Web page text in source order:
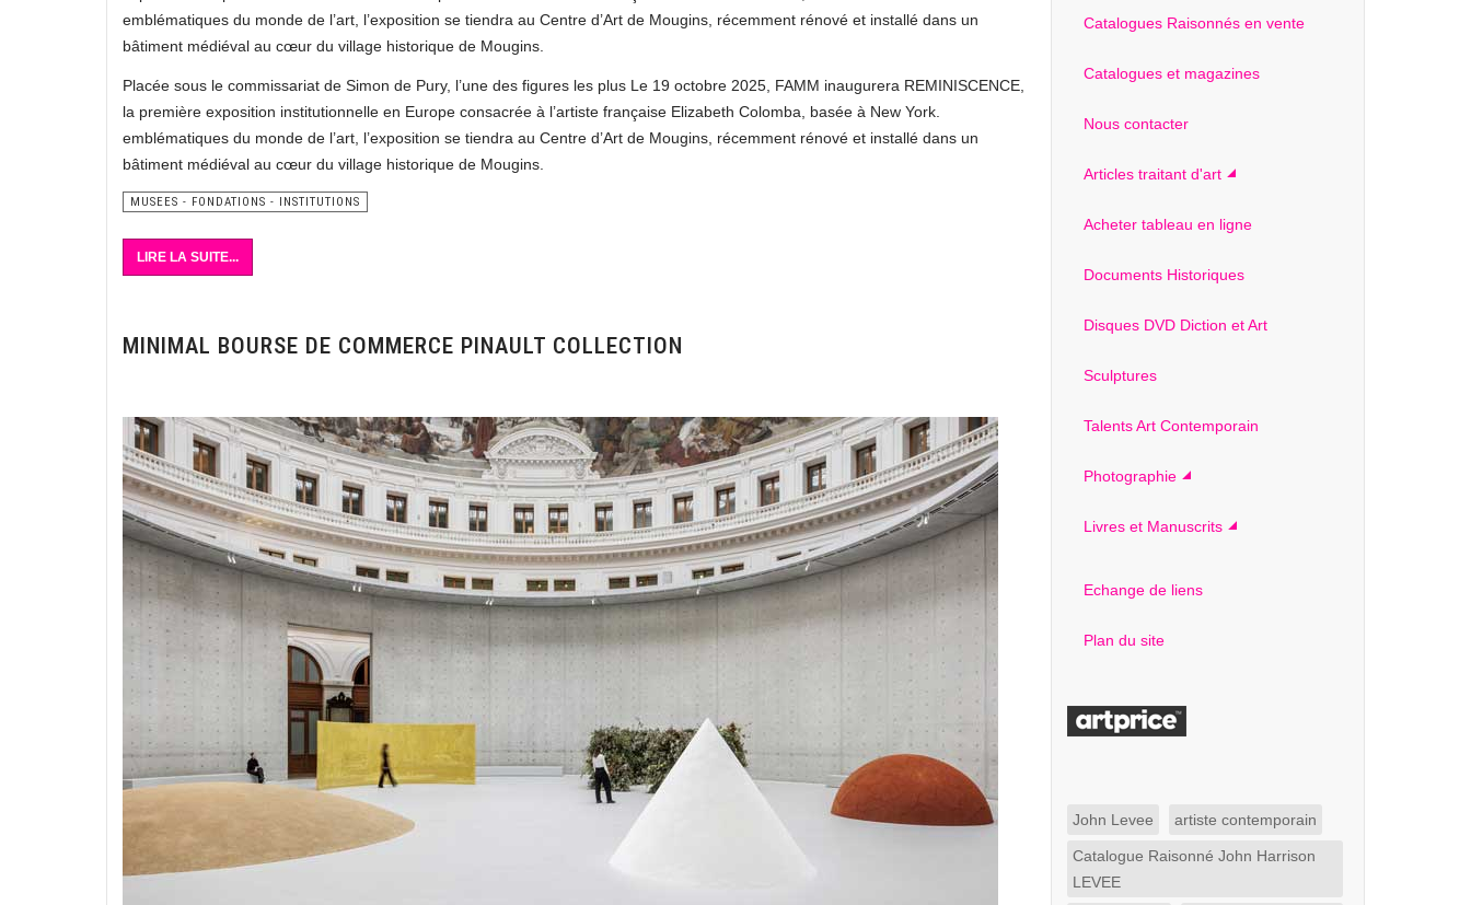
emblématiques du monde de l’art, l’exposition se tiendra au Centre d’Art de Mougins, récemment rénové et installé dans un
bâtiment médiéval au cœur du village historique de Mougins.
Placée sous le commissariat de Simon de Pury, l’une des figures les plus Le 19 octobre 2025, FAMM inaugurera REMINISCENCE,
la première exposition institutionnelle en Europe consacrée à l’artiste française Elizabeth Colomba, basée à New York.
emblématiques du monde de l’art, l’exposition se tiendra au Centre d’Art de Mougins, récemment rénové et installé dans un
bâtiment médiéval au cœur du village historique de Mougins.
MUSEES - FONDATIONS - INSTITUTIONS
LIRE LA SUITE...
MINIMAL BOURSE DE COMMERCE PINAULT COLLECTION
Catalogues Raisonnés en vente
Catalogues et magazines
Nous contacter
Articles traitant d'art
Acheter tableau en ligne
Documents Historiques
Disques DVD Diction et Art
Sculptures
Talents Art Contemporain
Photographie
Livres et Manuscrits
Echange de liens
Plan du site
John Levee artiste contemporain
Catalogue Raisonné John Harrison
LEVEE